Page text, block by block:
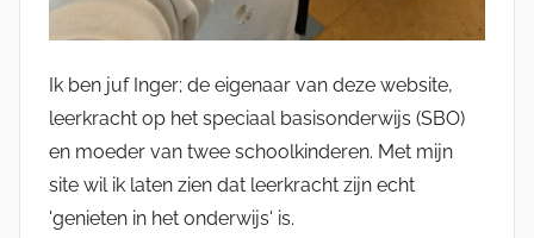
Ik ben juf Inger; de eigenaar van deze website,
leerkracht op het speciaal basisonderwijs (SBO)
en moeder van twee schoolkinderen. Met mijn
site wil ik laten zien dat leerkracht zijn echt
'genieten in het onderwijs' is.